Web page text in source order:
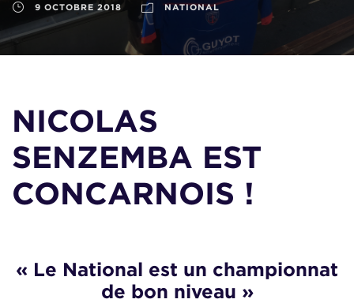
9 OCTOBRE 2018 NATIONAL
NICOLAS
SENZEMBA EST
CONCARNOIS !
« Le National est un championnat
de bon niveau »